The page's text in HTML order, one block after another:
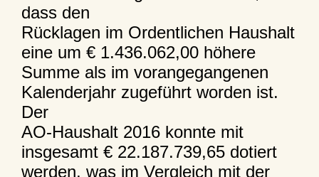
dass den
Rücklagen im Ordentlichen Haushalt
eine um € 1.436.062,00 höhere
Summe als im vorangegangenen
Kalenderjahr zugeführt worden ist.
Der
AO-Haushalt 2016 konnte mit
insgesamt € 22.187.739,65 dotiert
werden, was im Vergleich mit der